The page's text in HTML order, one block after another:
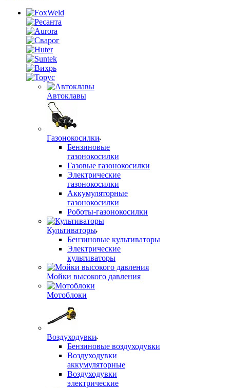
Автоклавы
Газонокосилки
Бензиновые
газонокосилки
Газовые газонокосилки
Электрические
газонокосилки
Аккумуляторные
газонокосилки
Роботы-газонокосилки
Культиваторы
Бензиновые культиваторы
Электрические
культиваторы
Мойки высокого давления
Мотоблоки
Воздуходувки
Бензиновые воздуходувки
Воздуходувки
аккумуляторные
Воздуходувки
электрические